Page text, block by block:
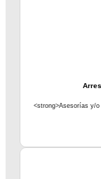
<strong>Asesorías y/